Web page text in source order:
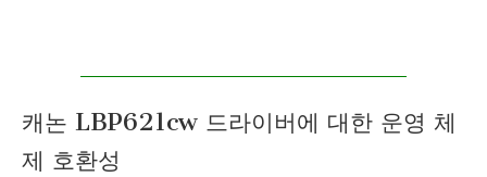
캐논 LBP621cw 드라이버에 대한 운영 체
제 호환성